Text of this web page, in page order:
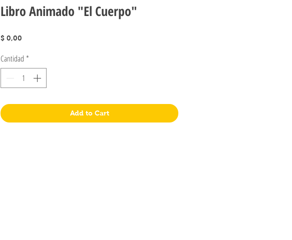
Libro Animado "El Cuerpo"
$ 0,00
Cantidad *
Add to Cart